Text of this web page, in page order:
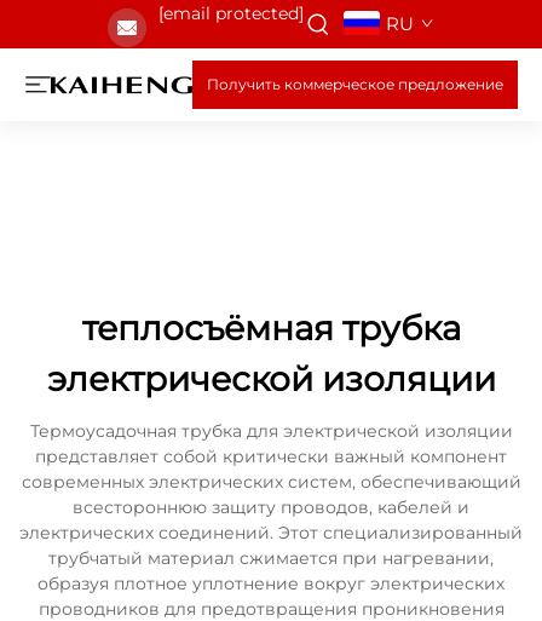
[email protected] RU
Получить коммерческое предложение
теплосъёмная трубка
электрической изоляции
Термоусадочная трубка для электрической изоляции
представляет собой критически важный компонент
современных электрических систем, обеспечивающий
всестороннюю защиту проводов, кабелей и
электрических соединений. Этот специализированный
трубчатый материал сжимается при нагревании,
образуя плотное уплотнение вокруг электрических
проводников для предотвращения проникновения